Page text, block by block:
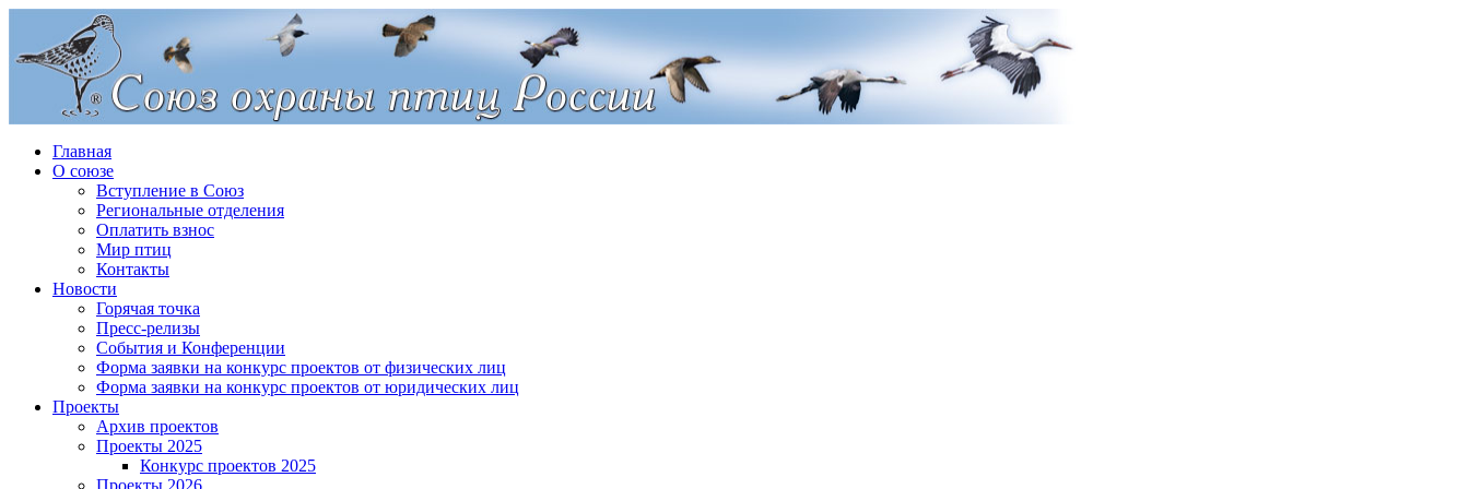
Главная
О союзе
Вступление в Союз
Региональные отделения
Оплатить взнос
Мир птиц
Контакты
Новости
Горячая точка
Пресс-релизы
События и Конференции
Форма заявки на конкурс проектов от физических лиц
Форма заявки на конкурс проектов от юридических лиц
Проекты
Архив проектов
Проекты 2025
Конкурс проектов 2025
Проекты 2026